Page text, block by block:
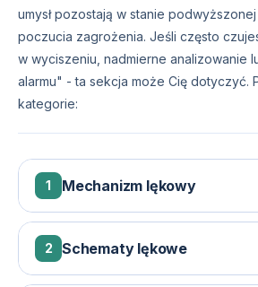
umysł pozostają w stanie
poczucia zagrożenia. Jeśli często
w wyciszeniu, nadmierne analizowanie
alarmu" - ta sekcja może Cię dotyczyć.
kategorie:
1 Mechanizm lękowy
Lęk jest naturalną reakcją obronną
Problem pojawia się, gdy mechanizm
„przestrojony" i zaczyna reagować na
2 Schematy lękowe